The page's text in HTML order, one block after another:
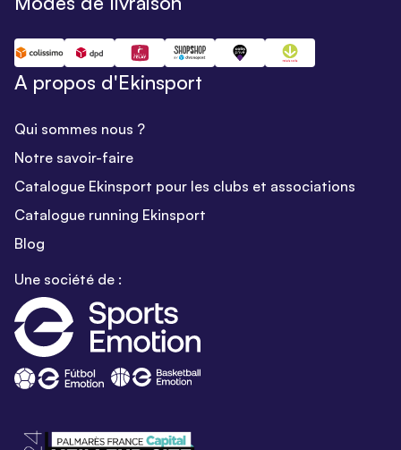
A propos d'Ekinsport
Qui sommes nous ?
Notre savoir-faire
Catalogue Ekinsport pour les clubs et associations
Catalogue running Ekinsport
Blog
Une société de :